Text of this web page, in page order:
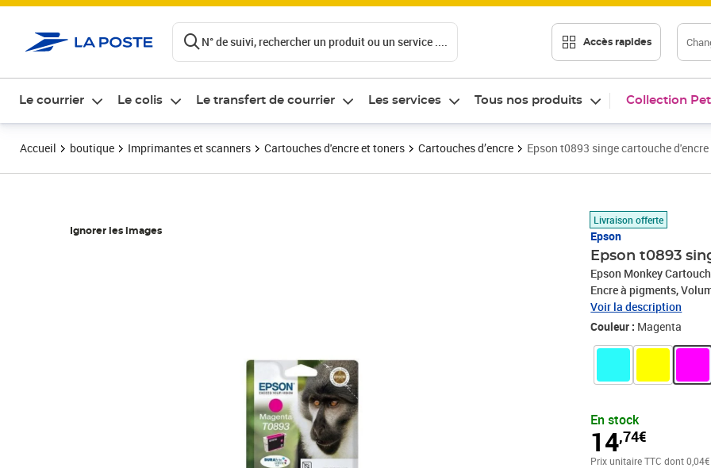
N° de suivi, rechercher un produit ou un service .... Accès rapides
Le courrier Le colis Le transfert de courrier Les services Tous nos produits Collection
Accueil boutique Imprimantes et scanners Cartouches d'encre et toners Cartouches d’encre Epson t0893 singe cartouche
Ignorer les images
Livraison offerte
Epson
Epson t0893
Epson Monkey
Encre à pigments,
Voir la description
Couleur : Magenta
En stock
14,74€
Prix 14,74€
Prix unitaire TTCdont